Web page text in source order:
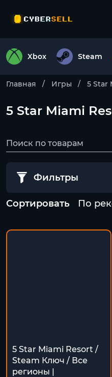
Xbox Steam
Главная Игры 5 Star
5 Star Miami
Фильтры
Сортировать По
5 Star Miami Resort /
Steam Ключ / Все
регионы |